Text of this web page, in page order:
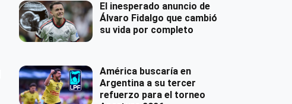
El inesperado anuncio de
Álvaro Fidalgo que cambió
su vida por completo
América buscaría en
Argentina a su tercer
refuerzo para el torneo